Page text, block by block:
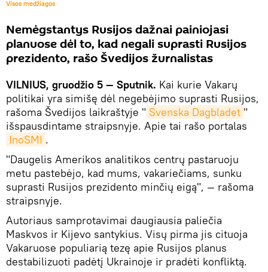
Visos medžiagos
Nemėgstantys Rusijos dažnai painiojasi
planuose dėl to, kad negali suprasti Rusijos
prezidento, rašo Švedijos žurnalistas
VILNIUS, gruodžio 5 — Sputnik. Kai kurie Vakarų
politikai yra simišę dėl negebėjimo suprasti Rusijos,
rašoma Švedijos laikraštyje " Svenska Dagbladet "
išspausdintame straipsnyje. Apie tai rašo portalas
InoSMI .
"Daugelis Amerikos analitikos centrų pastaruoju
metu pastebėjo, kad mums, vakariečiams, sunku
suprasti Rusijos prezidento minčių eigą", — rašoma
straipsnyje.
Autoriaus samprotavimai daugiausia paliečia
Maskvos ir Kijevo santykius. Visų pirma jis cituoja
Vakaruose populiarią tezę apie Rusijos planus
destabilizuoti padėtį Ukrainoje ir pradėti konfliktą.